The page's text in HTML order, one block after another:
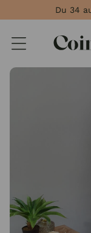
Du 34
Panneau de gestion